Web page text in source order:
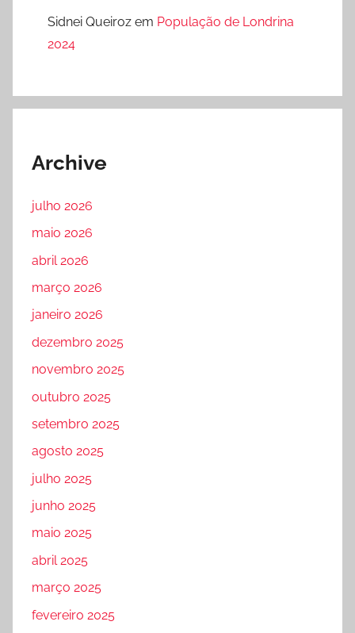
Sidnei Queiroz em População de Londrina
2024
Archive
julho 2026
maio 2026
abril 2026
março 2026
janeiro 2026
dezembro 2025
novembro 2025
outubro 2025
setembro 2025
agosto 2025
julho 2025
junho 2025
maio 2025
abril 2025
março 2025
fevereiro 2025